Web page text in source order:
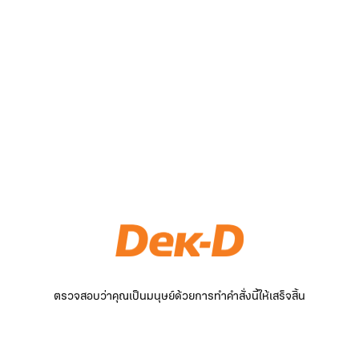
ตรวจสอบว่าคุณเป็นมนุษย์ด้วยการทำคำสั่งนี้ให้เสร็จสิ้น